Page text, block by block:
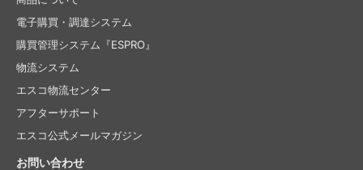
電子購買・調達システム
購買管理システム『ESPRO』
物流システム
エスコ物流センター
アフターサポート
エスコ公式メールマガジン
お問い合わせ